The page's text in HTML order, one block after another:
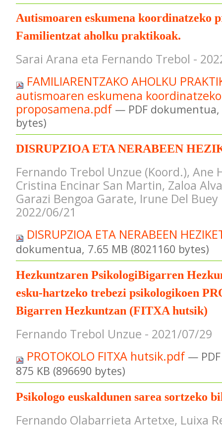
Autismoaren eskumena koordinatzeko
Familientzat aholku praktikoak.
Sarai Arana eta Fernando Trebol -
FAMILIARENTZAKO AHOLKU
autismoaren eskumena koordinatzeko
proposamena.pdf — PDF dokumentua,
bytes)
DISRUPZIOA ETA NERABEEN
Fernando Trebol Unzue (Koord.), Ane
Cristina Encinar San Martin, Zaloa
Garazi Bengoa Garate, Irune Del
2022/06/21
DISRUPZIOA ETA NERABEEN
dokumentua, 7.65 MB (8021160 bytes)
Hezkuntzaren PsikologiBigarren
esku-hartzeko trebezi psikologikoen
Bigarren Hezkuntzan (FITXA hutsik)
Fernando Trebol Unzue - 2021/07/29
PROTOKOLO FITXA hutsik.pdf —
875 KB (896690 bytes)
Psikologo euskaldunen sarea sortzeko
Fernando Olabarrieta Artetxe, Luixa